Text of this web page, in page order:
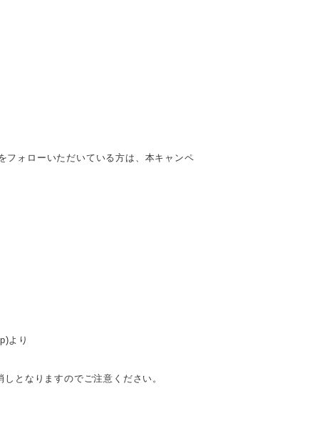
ォローいただいている方は、本キャンペ
より
となりますのでご注意ください。